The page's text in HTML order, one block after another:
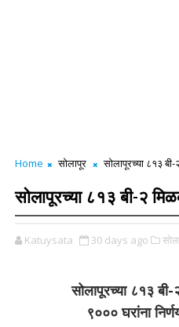
Home सोलापूर सोलापूरच्या ८१३
सोलापूरच्या ८१३ बी-२
Katuysata 30 days ago
सोलापूरच्या ८१३ बी-
९००० घरांना